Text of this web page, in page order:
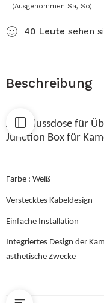
(Ausgenommen Sa, So)
40 Leute sehen
Beschreibung
Anschlussdose für
Junction Box für
Farbe : Weiß
Verstecktes Kabeldesign
Einfache Installation
Integriertes Design der
ästhetische Zwecke